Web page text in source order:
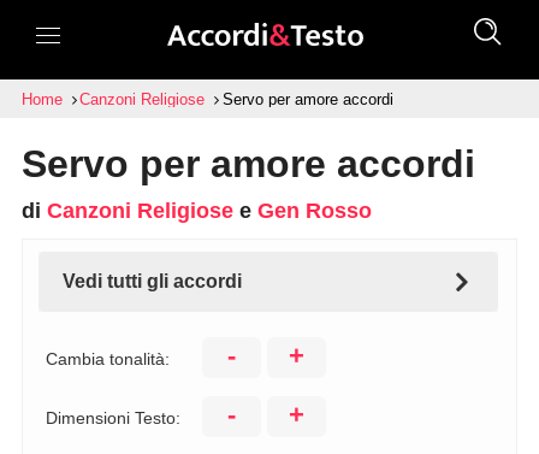
Home Canzoni Religiose Servo per amore accordi
Servo per amore accordi
di Canzoni Religiosee Gen Rosso
Vedi tutti gli accordi
Cambia tonalità: - +
Dimensioni Testo: - +